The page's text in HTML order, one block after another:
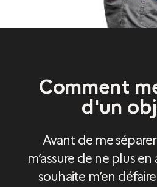
Comment
d'un
Avant de me
m’assure de ne plus en
souhaite m’en